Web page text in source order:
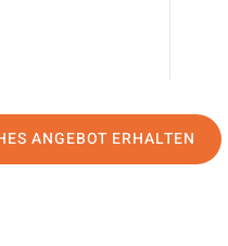
ANGEBOT ERHALTEN